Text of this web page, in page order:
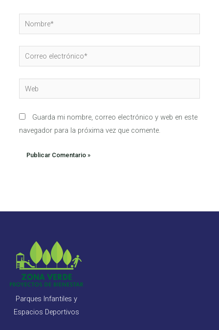
Nombre*
Correo
electrónico*
Web
Guarda mi nombre, correo electrónico y web en este
navegador para la próxima vez que comente.
Parques Infantiles y
Espacios Deportivos